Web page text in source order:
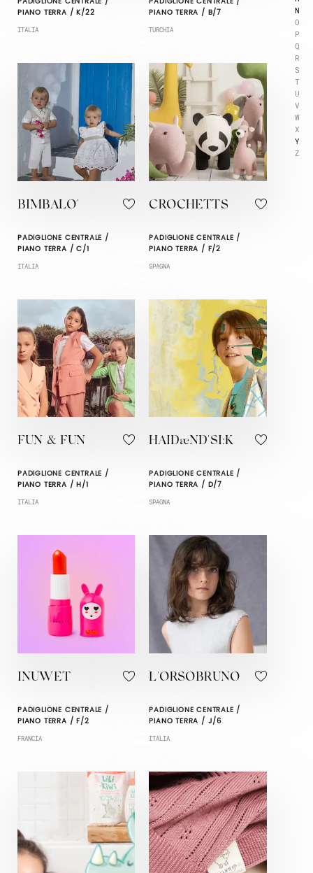
N
O
P
Q
R
S
T
U
V
W
X
Y
Z
PIANO TERRA / K/22
ITALIA
PIANO TERRA / B/7
TURCHIA
BIMBALO'
PADIGLIONE CENTRALE /
PIANO TERRA / C/1
ITALIA
CROCHETTS
PADIGLIONE CENTRALE /
PIANO TERRA / F/2
SPAGNA
FUN & FUN
PADIGLIONE CENTRALE /
PIANO TERRA / H/1
ITALIA
HAIDæND'SI:K
PADIGLIONE CENTRALE /
PIANO TERRA / D/7
SPAGNA
INUWET
PADIGLIONE CENTRALE /
PIANO TERRA / F/2
FRANCIA
L'ORSOBRUNO
PADIGLIONE CENTRALE /
PIANO TERRA / J/6
ITALIA